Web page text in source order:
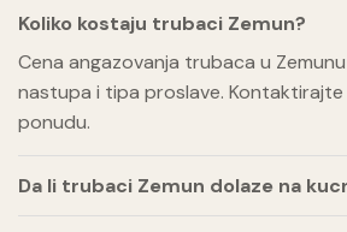
Koliko kostaju trubaci Zemun?
Cena angazovanja trubaca u
nastupa i tipa proslave.
ponudu.
Da li trubaci Zemun dolaze na